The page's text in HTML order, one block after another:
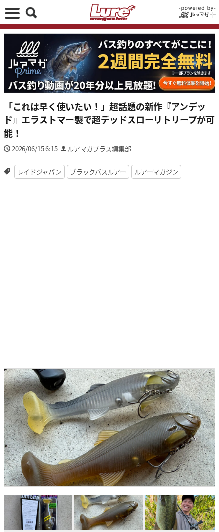
「これは早く使いたい！」超話題の新作『アンデッ
ド』エラストマー製で超デッドスローリトリーブが可
能！
2026/06/15 6:15 ルアマガプラス編集部
レイドジャパン ブラックバスルアー ルアーマガジン